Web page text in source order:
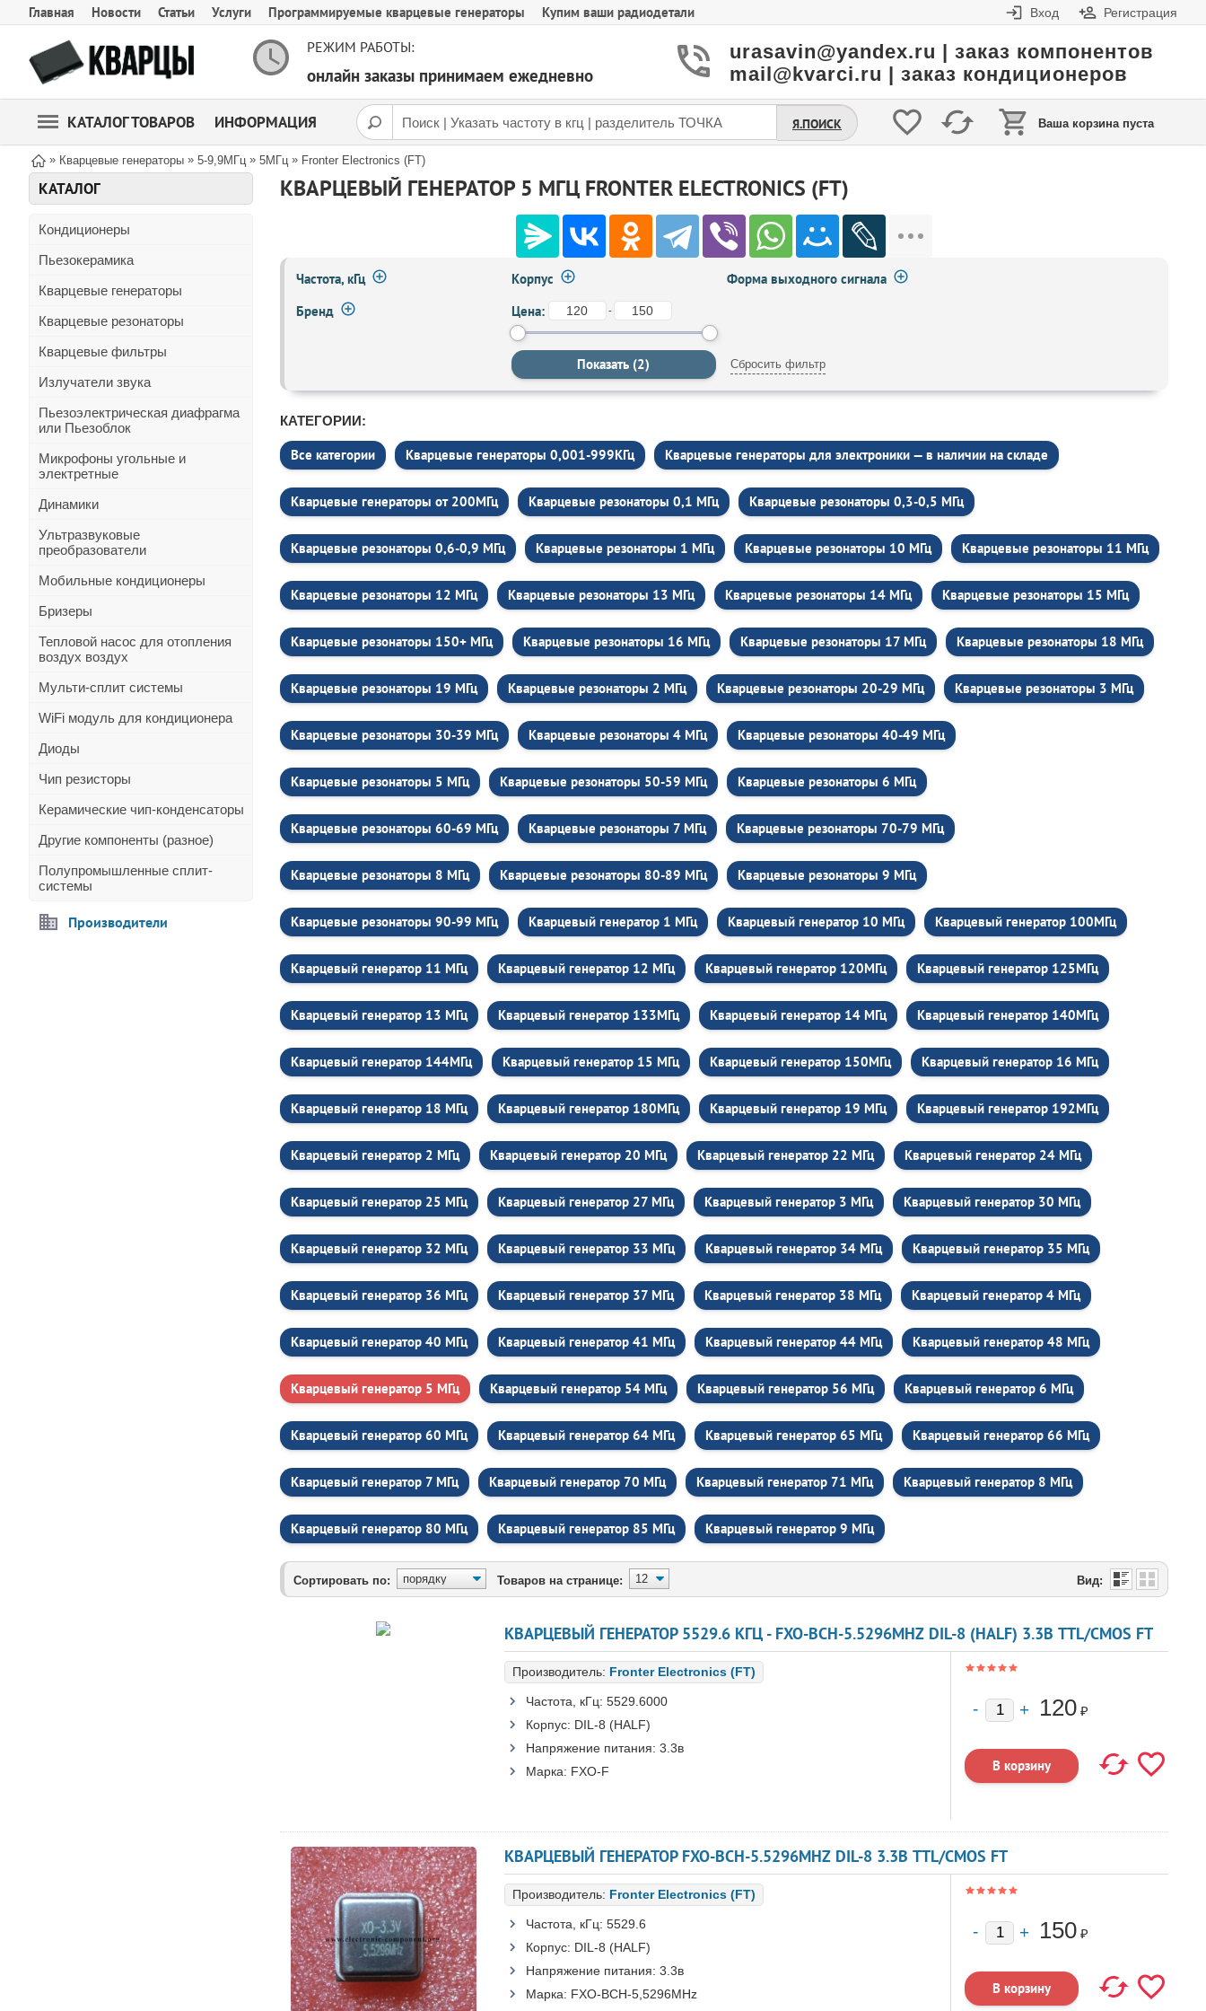
Главная Новости Статьи Услуги Программируемые кварцевые генераторы Купим ваши радиодетали Вход Регистрация
РЕЖИМ РАБОТЫ:
онлайн заказы принимаем ежедневно
urasavin@yandex.ru | заказ компонентов
mail@kvarci.ru | заказ кондиционеров
КАТАЛОГ ТОВАРОВ ИНФОРМАЦИЯ Ваша корзина пуста
Я.ПОИСК
» Кварцевые генераторы » 5-9,9МГц » 5МГц » Fronter Electronics (FT)
КАТАЛОГ
Кондиционеры
Пьезокерамика
Кварцевые генераторы
Кварцевые резонаторы
Кварцевые фильтры
Излучатели звука
Пьезоэлектрическая диафрагма
или Пьезоблок
Микрофоны угольные и
электретные
Динамики
Ультразвуковые
преобразователи
Мобильные кондиционеры
Бризеры
Тепловой насос для отопления
воздух воздух
Мульти-сплит системы
WiFi модуль для кондиционера
Диоды
Чип резисторы
Керамические чип-конденсаторы
Другие компоненты (разное)
Полупромышленные сплит-
системы
Производители
КВАРЦЕВЫЙ ГЕНЕРАТОР 5 МГЦ FRONTER ELECTRONICS (FT)
Частота, кГц Корпус
Форма выходного сигнала
Бренд
Цена: -
Сбросить фильтр
КАТЕГОРИИ:
Все категории Кварцевые генераторы 0,001-999КГц Кварцевые генераторы для электроники — в наличии на складе
Кварцевые генераторы от 200МГц Кварцевые резонаторы 0,1 МГц Кварцевые резонаторы 0,3-0,5 МГц
Кварцевые резонаторы 0,6-0,9 МГц Кварцевые резонаторы 1 МГц Кварцевые резонаторы 10 МГц Кварцевые резонаторы 11 МГц
Кварцевые резонаторы 12 МГц Кварцевые резонаторы 13 МГц Кварцевые резонаторы 14 МГц Кварцевые резонаторы 15 МГц
Кварцевые резонаторы 150+ МГц Кварцевые резонаторы 16 МГц Кварцевые резонаторы 17 МГц Кварцевые резонаторы 18 МГц
Кварцевые резонаторы 19 МГц Кварцевые резонаторы 2 МГц Кварцевые резонаторы 20-29 МГц Кварцевые резонаторы 3 МГц
Кварцевые резонаторы 30-39 МГц Кварцевые резонаторы 4 МГц Кварцевые резонаторы 40-49 МГц
Кварцевые резонаторы 5 МГц Кварцевые резонаторы 50-59 МГц Кварцевые резонаторы 6 МГц
Кварцевые резонаторы 60-69 МГц Кварцевые резонаторы 7 МГц Кварцевые резонаторы 70-79 МГц
Кварцевые резонаторы 8 МГц Кварцевые резонаторы 80-89 МГц Кварцевые резонаторы 9 МГц
Кварцевые резонаторы 90-99 МГц Кварцевый генератор 1 МГц Кварцевый генератор 10 МГц Кварцевый генератор 100МГц
Кварцевый генератор 11 МГц Кварцевый генератор 12 МГц Кварцевый генератор 120МГц Кварцевый генератор 125МГц
Кварцевый генератор 13 МГц Кварцевый генератор 133МГц Кварцевый генератор 14 МГц Кварцевый генератор 140МГц
Кварцевый генератор 144МГц Кварцевый генератор 15 МГц Кварцевый генератор 150МГц Кварцевый генератор 16 МГц
Кварцевый генератор 18 МГц Кварцевый генератор 180МГц Кварцевый генератор 19 МГц Кварцевый генератор 192МГц
Кварцевый генератор 2 МГц Кварцевый генератор 20 МГц Кварцевый генератор 22 МГц Кварцевый генератор 24 МГц
Кварцевый генератор 25 МГц Кварцевый генератор 27 МГц Кварцевый генератор 3 МГц Кварцевый генератор 30 МГц
Кварцевый генератор 32 МГц Кварцевый генератор 33 МГц Кварцевый генератор 34 МГц Кварцевый генератор 35 МГц
Кварцевый генератор 36 МГц Кварцевый генератор 37 МГц Кварцевый генератор 38 МГц Кварцевый генератор 4 МГц
Кварцевый генератор 40 МГц Кварцевый генератор 41 МГц Кварцевый генератор 44 МГц Кварцевый генератор 48 МГц
Кварцевый генератор 5 МГц Кварцевый генератор 54 МГц Кварцевый генератор 56 МГц Кварцевый генератор 6 МГц
Кварцевый генератор 60 МГц Кварцевый генератор 64 МГц Кварцевый генератор 65 МГц Кварцевый генератор 66 МГц
Кварцевый генератор 7 МГц Кварцевый генератор 70 МГц Кварцевый генератор 71 МГц Кварцевый генератор 8 МГц
Кварцевый генератор 80 МГц Кварцевый генератор 85 МГц Кварцевый генератор 9 МГц
Сортировать по: Товаров на странице: Вид:
КВАРЦЕВЫЙ ГЕНЕРАТОР 5529.6 КГЦ - FXO-BCH-5.5296MHZ DIL-8 (HALF) 3.3В TTL/CMOS FT
Производитель: Fronter Electronics (FT)
Частота, кГц: 5529.6000
Корпус: DIL-8 (HALF)
Напряжение питания: 3.3в
Марка: FXO-F
120 ₽
КВАРЦЕВЫЙ ГЕНЕРАТОР FXO-BCH-5.5296MHZ DIL-8 3.3В TTL/CMOS FT
Производитель: Fronter Electronics (FT)
Частота, кГц: 5529.6
Корпус: DIL-8 (HALF)
Напряжение питания: 3.3в
Марка: FXO-BCH-5,5296MHz
150 ₽